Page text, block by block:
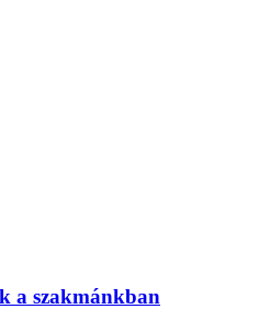
a szakmánkban